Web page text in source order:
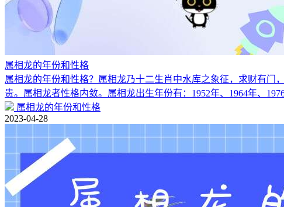
属相龙的年份和性格
属相龙的年份和性格？属相龙乃十二生肖中水库之象征，求财有
贵。属相龙者性格内敛。属相龙出生年份有：1952年、1964年、1976
属相龙的年份和性格
2023-04-28